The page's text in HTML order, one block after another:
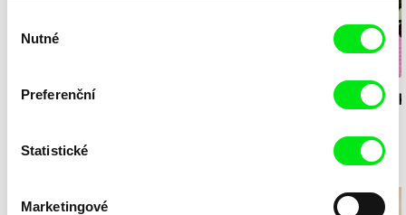
souhlasu
Nutné
Preferenční
Statistické
Marketingové
Diana Cam Van
Milý tati: